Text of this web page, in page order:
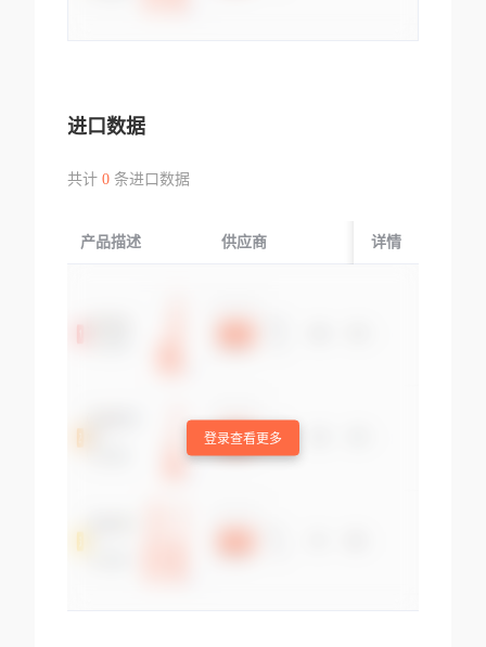
进口数据
共计 0条进口数据
产品描述 供应商 起运国/地区
详情
登录查看更多